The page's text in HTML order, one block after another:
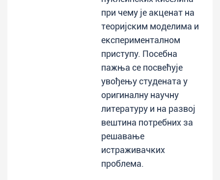
при чему је акценат на
теоријским моделима и
експерименталном
приступу. Посебна
пажња се посвећује
увођењу студената у
оригиналну научну
литературу и на развој
вештина потребних за
решавање
истраживачких
проблема.